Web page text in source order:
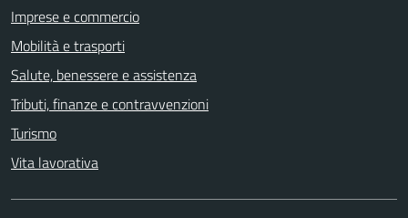
Imprese e commercio
Mobilità e trasporti
Salute, benessere e assistenza
Tributi, finanze e contravvenzioni
Turismo
Vita lavorativa